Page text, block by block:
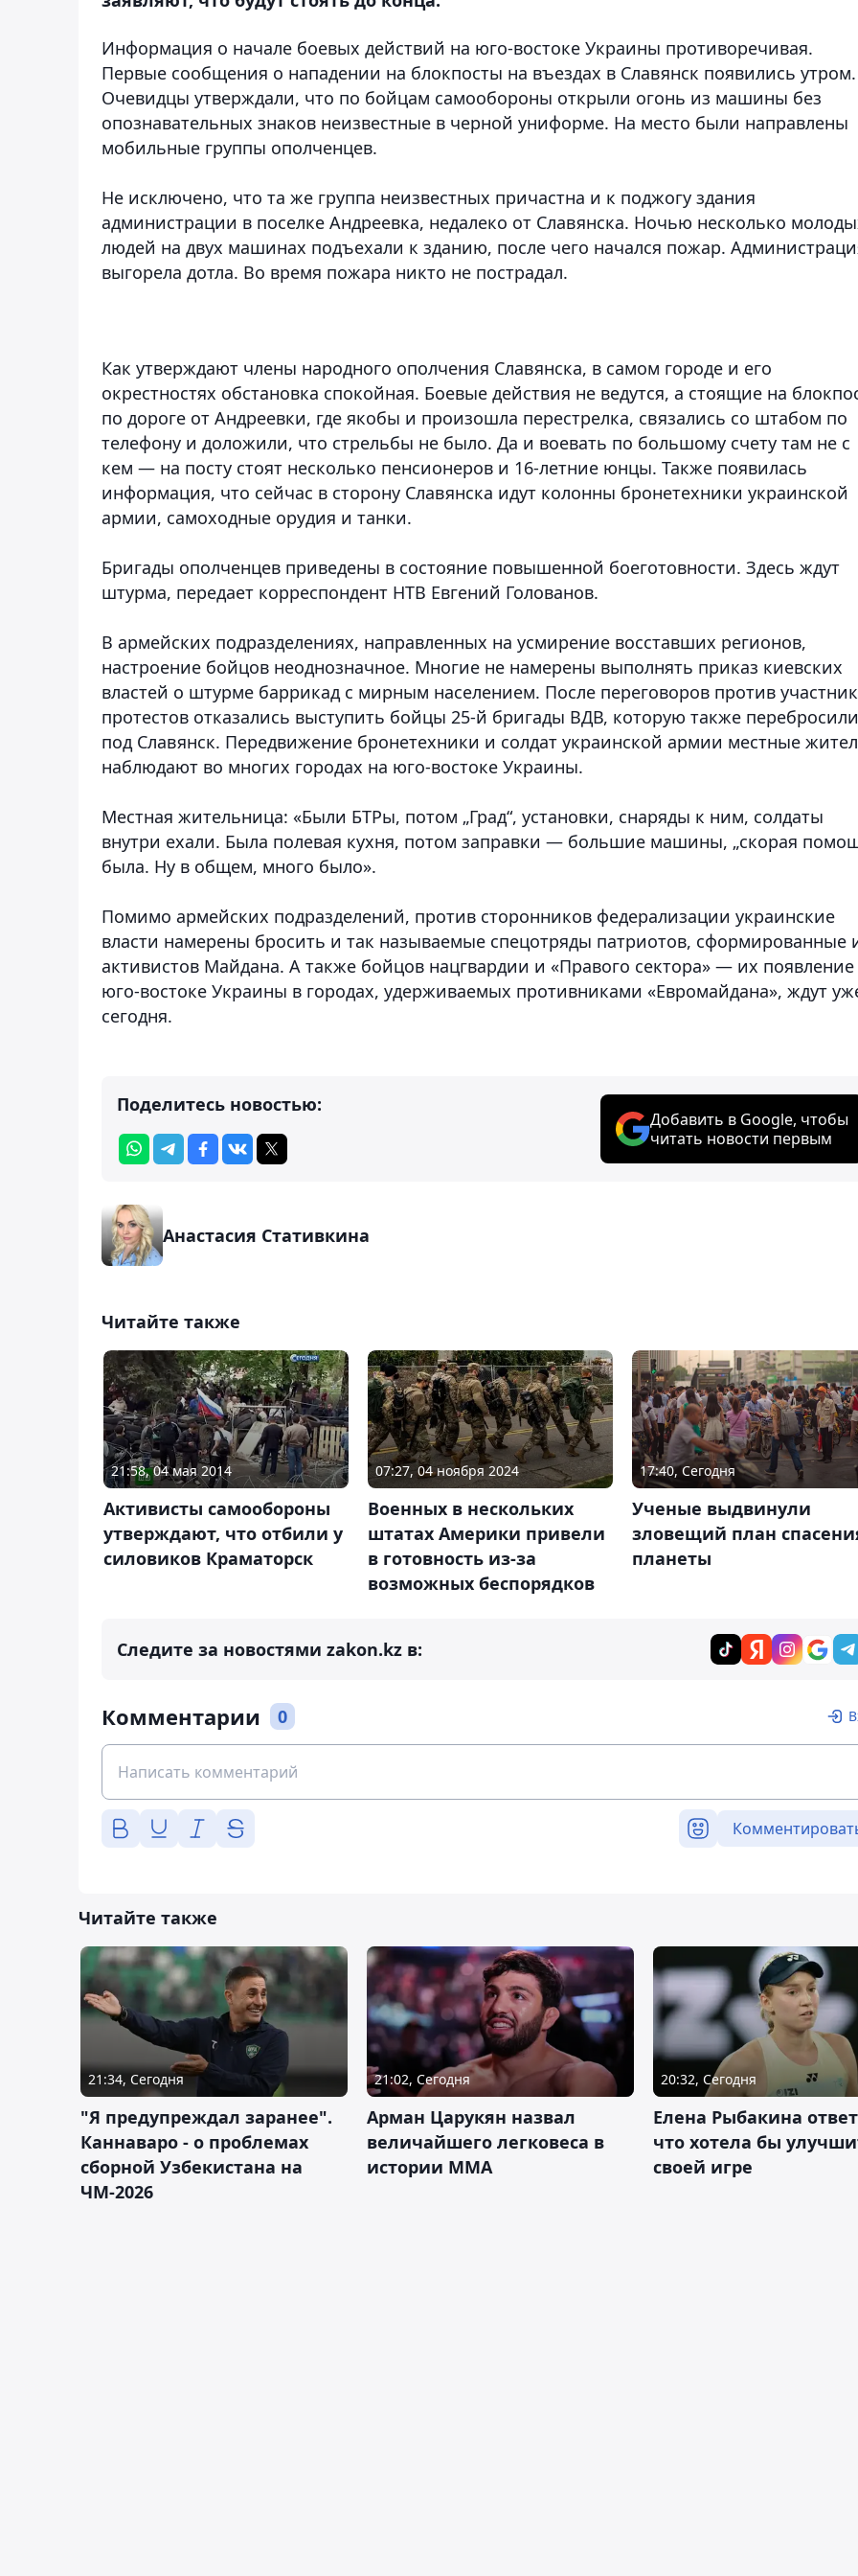
Информация о начале боевых действий на юго-востоке Украины противоречивая.
Первые сообщения о нападении на блокпосты на въездах в Славянск появились утром.
Очевидцы утверждали, что по бойцам самообороны открыли огонь из машины без
опознавательных знаков неизвестные в черной униформе. На место были направлены
мобильные группы ополченцев.
Не исключено, что та же группа неизвестных причастна и к поджогу здания
администрации в поселке Андреевка, недалеко от Славянска. Ночью несколько
людей на двух машинах подъехали к зданию, после чего начался пожар.
выгорела дотла. Во время пожара никто не пострадал.
Как утверждают члены народного ополчения Славянска, в самом городе и его
окрестностях обстановка спокойная. Боевые действия не ведутся, а стоящие на
по дороге от Андреевки, где якобы и произошла перестрелка, связались со штабом по
телефону и доложили, что стрельбы не было. Да и воевать по большому счету там не с
кем — на посту стоят несколько пенсионеров и 16-летние юнцы. Также появилась
информация, что сейчас в сторону Славянска идут колонны бронетехники украинской
армии, самоходные орудия и танки.
Бригады ополченцев приведены в состояние повышенной боеготовности. Здесь ждут
штурма, передает корреспондент НТВ Евгений Голованов.
В армейских подразделениях, направленных на усмирение восставших регионов,
настроение бойцов неоднозначное. Многие не намерены выполнять приказ киевских
властей о штурме баррикад с мирным населением. После переговоров против
протестов отказались выступить бойцы 25-й бригады ВДВ, которую также перебросили
под Славянск. Передвижение бронетехники и солдат украинской армии местные
наблюдают во многих городах на юго-востоке Украины.
Местная жительница: «Были БТРы, потом „Град“, установки, снаряды к ним, солдаты
внутри ехали. Была полевая кухня, потом заправки — большие машины, „скорая
была. Ну в общем, много было».
Помимо армейских подразделений, против сторонников федерализации украинские
власти намерены бросить и так называемые спецотряды патриотов, сформированные
активистов Майдана. А также бойцов нацгвардии и «Правого сектора» — их появление
юго-востоке Украины в городах, удерживаемых противниками «Евромайдана», ждут
сегодня.
Поделитесь новостью:
Добавить в Google, чтобы
читать новости первым
Анастасия Стативкина
Читайте также
21:58, 04 мая 2014
Активисты самообороны
утверждают, что отбили у
силовиков Краматорск
07:27, 04 ноября 2024
Военных в нескольких
штатах Америки привели
в готовность из-за
возможных беспорядков
17:40, Сегодня
Ученые выдвинули
зловещий план
планеты
Следите за новостями zakon.kz в:
Комментарии 0
Читайте также
21:34, Сегодня
"Я предупреждал заранее".
Каннаваро - о проблемах
сборной Узбекистана на
ЧМ-2026
21:02, Сегодня
Арман Царукян назвал
величайшего легковеса в
истории ММА
20:32, Сегодня
Елена Рыбакина
что хотела бы
своей игре